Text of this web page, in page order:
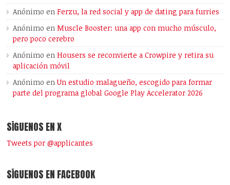
Anónimo enFerzu, la red social y app de dating para furries
Anónimo enMuscle Booster: una app con mucho músculo,
pero poco cerebro
Anónimo enHousers se reconvierte a Crowpire y retira su
aplicación móvil
Anónimo enUn estudio malagueño, escogido para formar
parte del programa global Google Play Accelerator 2026
SÍGUENOS EN X
Tweets por @applicantes
SÍGUENOS EN FACEBOOK